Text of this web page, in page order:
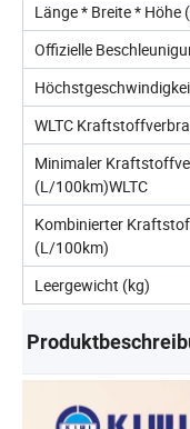
Länge * Breite * Höhe
Offizielle
WLTC
Minimaler
(L/100km)WLTC
Kombinierter
(L/100km)
Leergewicht (kg)